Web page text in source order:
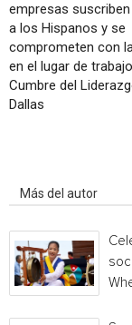
empresas
a los Hispanos y se
comprometen con
en el lugar de
Cumbre del
Dallas
Más del autor